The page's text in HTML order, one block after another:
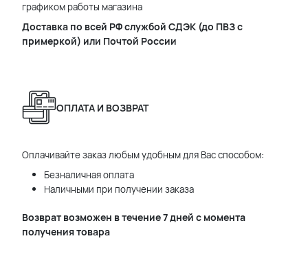
графиком работы магазина
Доставка по всей РФ службой СДЭК (до ПВЗ с
примеркой) или Почтой России
ОПЛАТА И ВОЗВРАТ
Оплачивайте заказ любым удобным для Вас способом:
Безналичная оплата
Наличными при получении заказа
Возврат возможен в течение 7 дней с момента
получения товара